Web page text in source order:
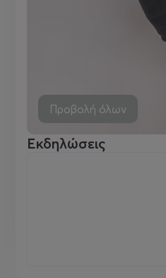
Προβολή όλων
Εκδηλώσεις